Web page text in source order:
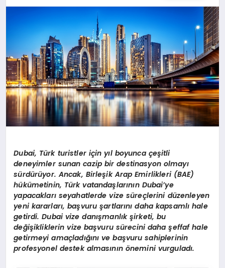
Dubai, Türk turistler için yıl boyunca çeşitli
deneyimler sunan cazip bir destinasyon olmayı
sürdürüyor. Ancak, Birleşik Arap Emirlikleri (BAE)
hükümetinin, Türk vatandaşlarının Dubai’ye
yapacakları seyahatlerde vize süreçlerini düzenleyen
yeni kararları, başvuru şartlarını daha kapsamlı hale
getirdi. Dubai vize danışmanlık şirketi, bu
değişikliklerin vize başvuru sürecini daha şeffaf hale
getirmeyi amaçladığını ve başvuru sahiplerinin
profesyonel destek almasının önemini vurguladı.